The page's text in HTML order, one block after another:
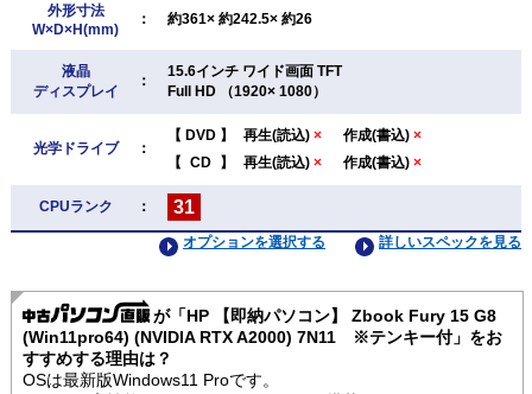
外形寸法
W×D×H(mm)
： 約361× 約242.5× 約26
液晶
ディスプレイ
：
15.6インチ ワイド画面 TFT
Full HD （1920× 1080）
光学ドライブ ：
【 DVD 】 再生(読込) × 作成(書込) ×
【 CD 】 再生(読込) × 作成(書込) ×
CPUランク ： 31
詳しいスペックを見る
オプションを選択する
が「HP 【即納パソコン】 Zbook Fury 15 G8
(Win11pro64) (NVIDIA RTX A2000) 7N11 ※テンキー付」をお
すすめする理由は？
OSは最新版Windows11 Proです。